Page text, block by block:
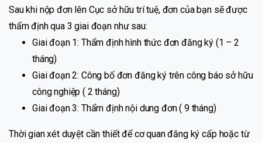
Sau khi nộp đơn lên Cục sở hữu trí tuệ, đơn của bạn sẽ được
thẩm định qua 3 giai đoạn như sau:
Giai đoạn 1: Thẩm định hình thức đơn đăng ký (1 – 2
tháng)
Giai đoạn 2: Công bố đơn đăng ký trên công báo sở hữu
công nghiệp ( 2 tháng)
Giai đoạn 3: Thẩm định nội dung đơn ( 9 tháng)
Thời gian xét duyệt cần thiết để cơ quan đăng ký cấp hoặc từ